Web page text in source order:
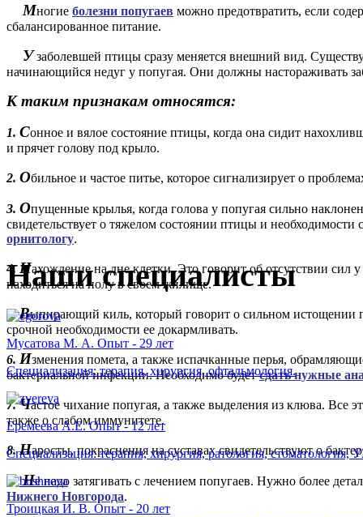
Многие болезни попугаев можно предотвратить, если
сбалансированное питание.
У заболевшей птицы сразу меняется внешний вид.
начинающийся недуг у попугая. Они должны настораживать
К таким признакам относятся:
1. Сонное и вялое состояние птицы, когда она сидит
и прячет голову под крыло.
2. Обильное и частое питье, которое сигнализирует о
3. Опущенные крылья, когда голова у попугая сильно
свидетельствует о тяжелом состоянии птицы и
орнитологу.
4. Нахождение на дне клетки. Это говорит об отсутствии сил
находиться на полу в своем жилище.
5. Выпирающий киль, который говорит о сильном истощении
срочной необходимости ее докармливать.
6. Изменения помета, а также испачканные перья,
бактериальной инфекции. Необходимо будетсдать нужные
7. Частое чихание попугая, а также выделения из клюва. Все
также о слабом иммунитете.
8. Наросты, покраснения на суставах свидетельствуют о
Не надо затягивать с лечением попугаев. Нужно более
Нижнего Новгорода.
Наши специалисты
Мусатова М. А. Опыт - 29 лет
Специализация: терапия, хирургия, офтальмология.
Еремеева А.Е. Опыт - 12 лет
Специализация: терапия, хирургия, ратология, стоматология,
Троицкая И. В. Опыт - 20 лет